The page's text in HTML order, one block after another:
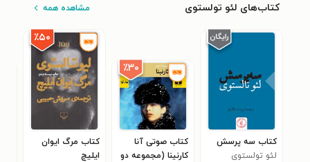
کتاب‌های لئو تولستوی مشاهده همه
کتاب سه پرسش
لئو تولستوی
٪۳۰
کتاب صوتی آنا
کارنینا (مجموعه دو
٪۵۰
کتاب مرگ ایوان
ایلیچ